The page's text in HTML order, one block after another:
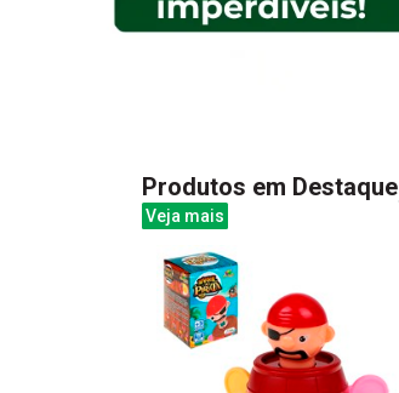
Produtos em Destaque
Veja mais